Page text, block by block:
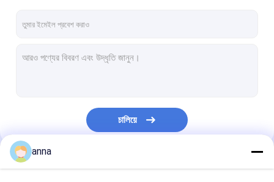
TFT টাচ স্ক্রিন
TFT ক্যাপাসিটিভ টাচ স্ক্রিন
চালিয়ে
আমাদের বিভাগসমূহ
anna